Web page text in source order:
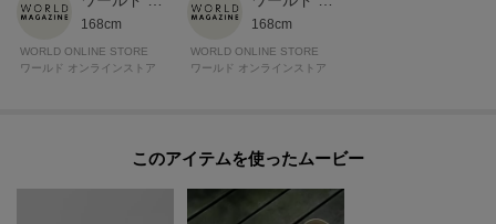
※細いテープ状の革が編み込まれたバッグの為、表面に凹凸があり、摩擦の
影響を受けやすい傾向があります。
特にハンドル部分では手指が触れる為、汗の付着、手指用消毒剤やハンドク
入れについての表示がございますのでよくお読みください。
168cm
WORLD ONLINE STORE
ワールド オンラインストア
168cm
WORLD ONLINE STORE
ワールド オンラインストア
このアイテムを使ったムービー